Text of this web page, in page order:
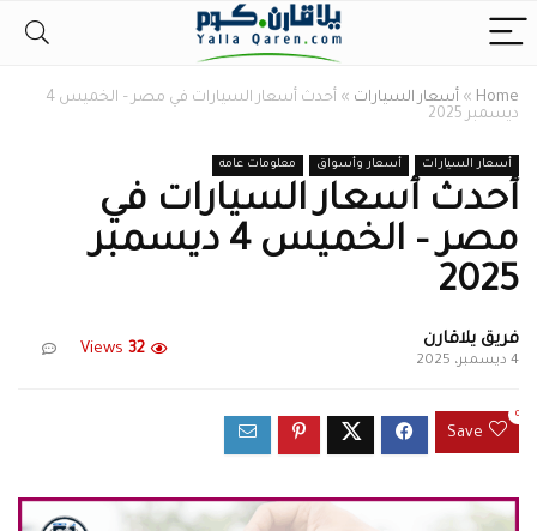
Home
» أسعار السيارات »
أحدث أسعار السيارات في مصر – الخميس 4
ديسمبر 2025
أسعار السيارات أسعار وأسواق معلومات عامه
أحدث أسعار السيارات في
مصر – الخميس 4 ديسمبر
2025
فريق يلاقارن
4 ديسمبر، 2025
32
Save
0